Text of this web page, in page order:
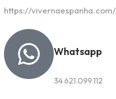
https://vivernaespanha.com/
Whatsapp
34 621.099.112